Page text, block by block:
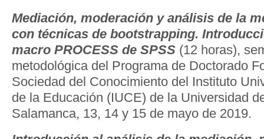
Mediación, moderación y análisis de la
con técnicas de bootstrapping.
macro PROCESS de SPSS (12 horas),
metodológica del Programa de Doctorado
Sociedad del Conocimiento del Instituto
de la Educación (IUCE) de la Universidad
Salamanca, 13, 14 y 15 de mayo de 2019.